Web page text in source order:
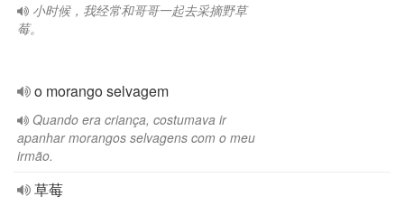
小时候，我经常和哥哥一起去采摘野草
莓。
o morango selvagem
Quando era criança, costumava ir
apanhar morangos selvagens com o meu
irmão.
草莓